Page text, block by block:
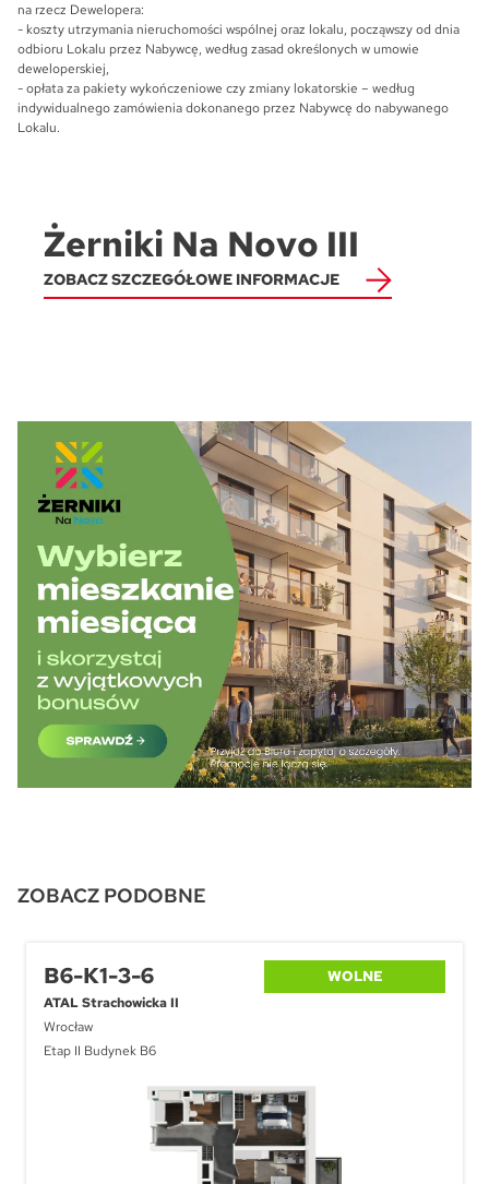
na rzecz Dewelopera:
- koszty utrzymania nieruchomości wspólnej oraz lokalu, począwszy od dnia
odbioru Lokalu przez Nabywcę, według zasad określonych w umowie
deweloperskiej,
- opłata za pakiety wykończeniowe czy zmiany lokatorskie – według
indywidualnego zamówienia dokonanego przez Nabywcę do nabywanego
Lokalu.
Żerniki Na Novo III
ZOBACZ SZCZEGÓŁOWE INFORMACJE
ZOBACZ PODOBNE
B6-K1-3-6
ATAL Strachowicka II
Wrocław
Etap II Budynek B6
WOLNE
Pytanie o Mieszkanie B11-K2-1-3
Please leave this field empty.
Wyślij wiadomość
Wyrażam zgodę na przetwarzanie podanych przeze mnie danych
osobowych przez ATAL S.A. w celu nawiązania kontaktu oraz udzielenia
odpowiedzi na zadane pytanie.
Wyrażam zgodę na przekazywanie mi przez ATAL S.A. z siedzibą w
Cieszynie informacji handlowych i marketingowych (w tym promocji i
nowości), dotyczących usług i produktów oferowanych przez ATAL S.A.
elektronicznej
telefonicznej